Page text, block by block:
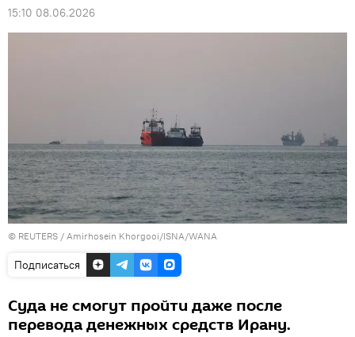
15:10 08.06.2026
© REUTERS / Amirhosein Khorgooi/ISNA/WANA
Подписаться
Суда не смогут пройти даже после
перевода денежных средств Ирану.